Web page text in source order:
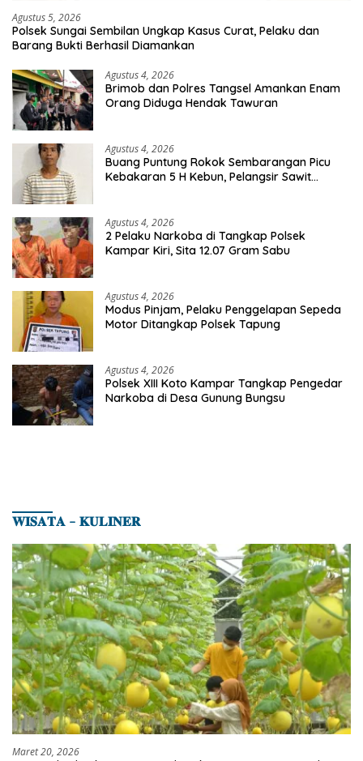
Agustus 5, 2026
Polsek Sungai Sembilan Ungkap Kasus Curat, Pelaku dan
Barang Bukti Berhasil Diamankan
Agustus 4, 2026
Brimob dan Polres Tangsel Amankan Enam
Orang Diduga Hendak Tawuran
Agustus 4, 2026
Buang Puntung Rokok Sembarangan Picu
Kebakaran 5 H Kebun, Pelangsir Sawit
Agustus 4, 2026
2 Pelaku Narkoba di Tangkap Polsek
Kampar Kiri, Sita 12.07 Gram Sabu
Agustus 4, 2026
Modus Pinjam, Pelaku Penggelapan Sepeda
Motor Ditangkap Polsek Tapung
Agustus 4, 2026
Polsek XIII Koto Kampar Tangkap Pengedar
Narkoba di Desa Gunung Bungsu
𝐖𝐈𝐒𝐀𝐓𝐀 – 𝐊𝐔𝐋𝐈𝐍𝐄𝐑
Maret 20, 2026